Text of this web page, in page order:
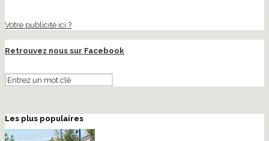
Votre publicité ici ?
Retrouvez nous sur Facebook
Les plus populaires